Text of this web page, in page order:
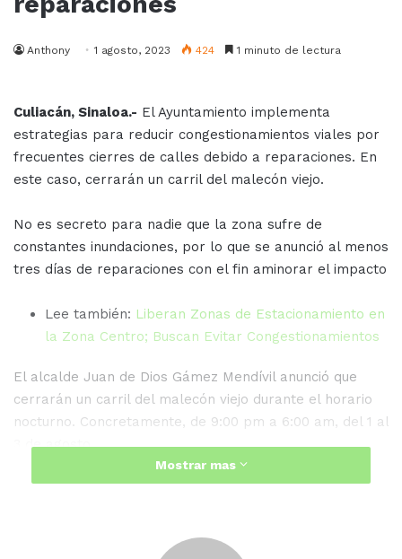
Anthony 1 agosto, 2023 424 1 minuto de lectura
Culiacán, Sinaloa.- El Ayuntamiento implementa
estrategias para reducir congestionamientos viales por
frecuentes cierres de calles debido a reparaciones. En
este caso, cerrarán un carril del malecón viejo.
No es secreto para nadie que la zona sufre de
constantes inundaciones, por lo que se anunció al menos
tres días de reparaciones con el fin aminorar el impacto
Lee también: Liberan Zonas de Estacionamiento en
la Zona Centro; Buscan Evitar Congestionamientos
El alcalde Juan de Dios Gámez Mendívil anunció que
cerrarán un carril del malecón viejo durante el horario
nocturno. Concretamente, de 9:00 pm a 6:00 am, del 1 al
3 de agosto.
Mostrar mas